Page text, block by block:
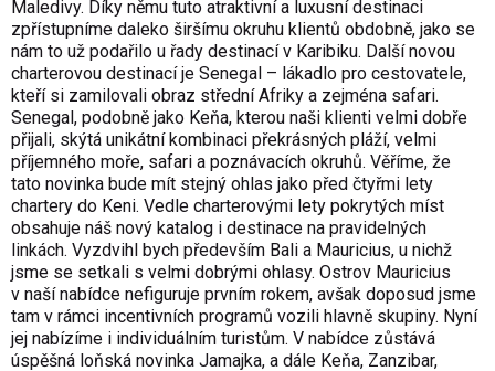
Maledivy. Díky němu tuto atraktivní a luxusní destinaci
zpřístupníme daleko širšímu okruhu klientů obdobně, jako se
nám to už podařilo u řady destinací v Karibiku. Další novou
charterovou destinací je Senegal – lákadlo pro cestovatele,
kteří si zamilovali obraz střední Afriky a zejména safari.
Senegal, podobně jako Keňa, kterou naši klienti velmi dobře
přijali, skýtá unikátní kombinaci překrásných pláží, velmi
příjemného moře, safari a poznávacích okruhů. Věříme, že
tato novinka bude mít stejný ohlas jako před čtyřmi lety
chartery do Keni. Vedle charterovými lety pokrytých míst
obsahuje náš nový katalog i destinace na pravidelných
linkách. Vyzdvihl bych především Bali a Mauricius, u nichž
jsme se setkali s velmi dobrými ohlasy. Ostrov Mauricius
v naší nabídce nefiguruje prvním rokem, avšak doposud jsme
tam v rámci incentivních programů vozili hlavně skupiny. Nyní
jej nabízíme i individuálním turistům. V nabídce zůstává
úspěšná loňská novinka Jamajka, a dále Keňa, Zanzibar,